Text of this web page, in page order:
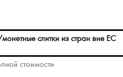
слитки из стран вне ЕС
стоимости